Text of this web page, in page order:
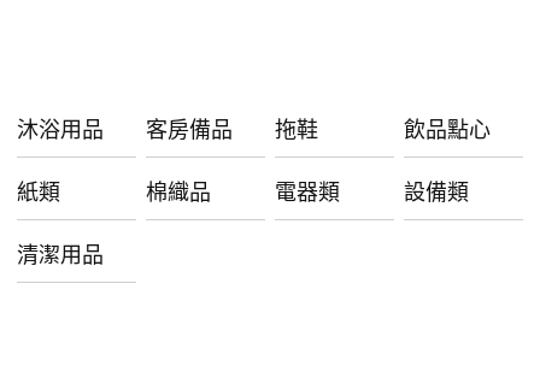
沐浴用品 客房備品 拖鞋 飲品點心
紙類 棉織品 電器類 設備類
清潔用品